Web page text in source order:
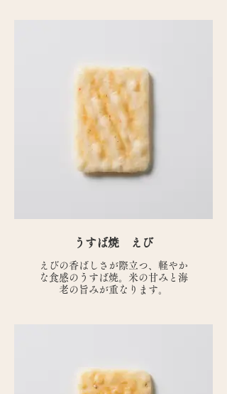
うすば焼 えび
えびの香ばしさが際立つ、軽やか
な食感のうすば焼。米の甘みと海
老の旨みが重なります。